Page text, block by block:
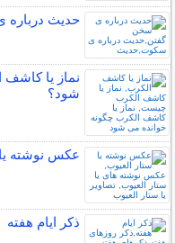
حدیث درباره
نماز یا
شود؟
عکس نوشته
ذکر ایام هفته